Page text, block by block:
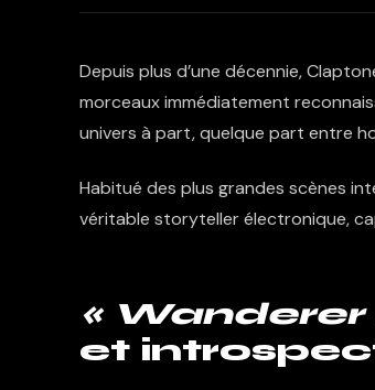
Depuis plus d’une décennie,
morceaux immédiatement
univers à part, quelque part entre
Habitué des plus grandes scènes
véritable storyteller électronique,
« Wanderer
et